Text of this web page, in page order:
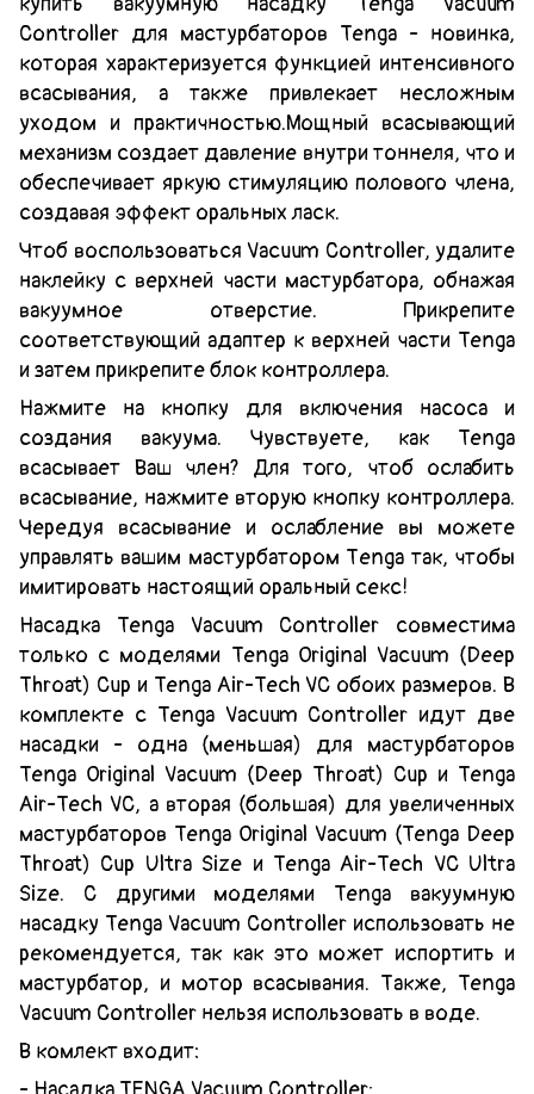
Controller для мастурбаторов Tenga - новинка,
которая характеризуется функцией интенсивного
всасывания, а также привлекает несложным
уходом и практичностью.Мощный всасывающий
механизм создает давление внутри тоннеля, что и
обеспечивает яркую стимуляцию полового члена,
создавая эффект оральных ласк.
Чтоб воспользоваться Vacuum Controller, удалите
наклейку с верхней части мастурбатора, обнажая
вакуумное отверстие. Прикрепите
соответствующий адаптер к верхней части Tenga
и затем прикрепите блок контроллера.
Нажмите на кнопку для включения насоса и
создания вакуума. Чувствуете, как Tenga
всасывает Ваш член? Для того, чтоб ослабить
всасывание, нажмите вторую кнопку контроллера.
Чередуя всасывание и ослабление вы можете
управлять вашим мастурбатором Тenga так, чтобы
имитировать настоящий оральный секс!
Насадка Tenga Vacuum Controller совместима
только с моделями Tenga Original Vacuum (Deep
Throat) Cup и Tenga Air-Tech VC обоих размеров. В
комплекте с Tenga Vacuum Controller идут две
насадки - одна (меньшая) для мастурбаторов
Tenga Original Vacuum (Deep Throat) Cup и Tenga
Air-Tech VC, а вторая (большая) для увеличенных
мастурбаторов Tenga Original Vacuum (Tenga Deep
Throat) Cup Ultra Size и Tenga Air-Tech VC Ultra
Size. С другими моделями Tenga вакуумную
насадку Tenga Vacuum Controller использовать не
рекомендуется, так как это может испортить и
мастурбатор, и мотор всасывания. Также, Tenga
Vacuum Controller нельзя использовать в воде.
В комлект входит: